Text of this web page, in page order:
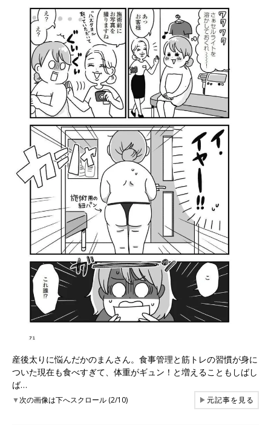
産後太りに悩んだかのまんさん。食事管理と筋トレの習慣が身に
ついた現在も食べすぎて、体重がギュン！と増えることもしばし
ば…
▼次の画像は下へスクロール (2/10) ▶元記事を見る